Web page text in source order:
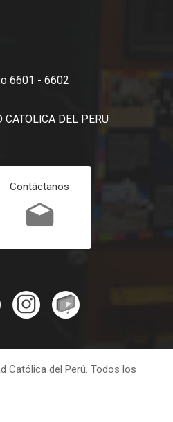
6601 - 6602
CATOLICA DEL PERU
Contáctanos
Católica del Perú. Todos los